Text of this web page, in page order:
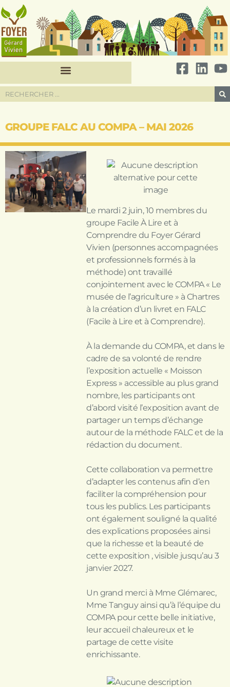
GROUPE FALC AU COMPA – MAI 2026
Le mardi 2 juin, 10 membres du
groupe Facile À Lire et à
Comprendre du Foyer Gérard
Vivien (personnes accompagnées
et professionnels formés à la
méthode) ont travaillé
conjointement avec le COMPA « Le
musée de l’agriculture » à Chartres
à la création d’un livret en FALC
(Facile à Lire et à Comprendre).
À la demande du COMPA, et dans le
cadre de sa volonté de rendre
l’exposition actuelle « Moisson
Express » accessible au plus grand
nombre, les participants ont
d’abord visité l’exposition avant de
partager un temps d’échange
autour de la méthode FALC et de la
rédaction du document.
Cette collaboration va permettre
d’adapter les contenus afin d’en
faciliter la compréhension pour
tous les publics. Les participants
ont également souligné la qualité
des explications proposées ainsi
que la richesse et la beauté de
cette exposition , visible jusqu’au 3
janvier 2027.
Un grand merci à Mme Glémarec,
Mme Tanguy ainsi qu’à l’équipe du
COMPA pour cette belle initiative,
leur accueil chaleureux et le
partage de cette visite
enrichissante.